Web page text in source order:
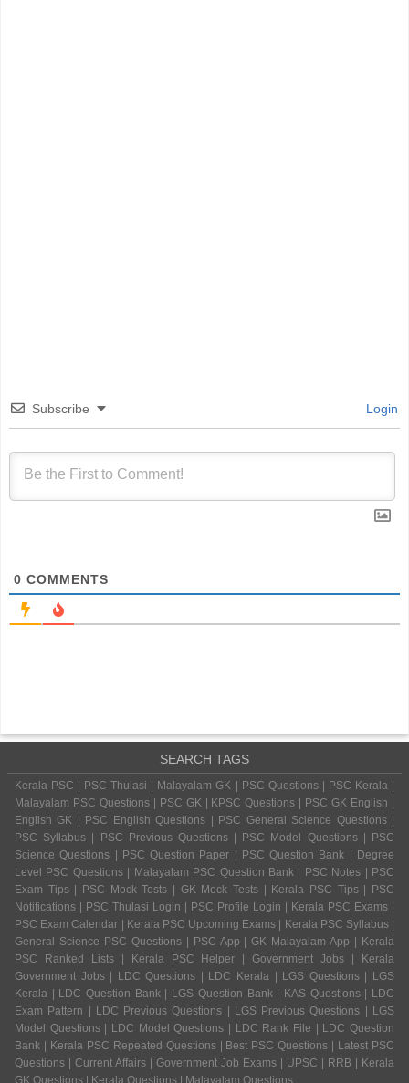
Subscribe Login
0 COMMENTS
SEARCH TAGS
Kerala PSC | PSC Thulasi | Malayalam GK | PSC Questions | PSC Kerala |
Malayalam PSC Questions | PSC GK | KPSC Questions | PSC GK English |
English GK | PSC English Questions | PSC General Science Questions |
PSC Syllabus | PSC Previous Questions | PSC Model Questions | PSC
Science Questions | PSC Question Paper | PSC Question Bank | Degree
Level PSC Questions | Malayalam PSC Question Bank | PSC Notes | PSC
Exam Tips | PSC Mock Tests | GK Mock Tests | Kerala PSC Tips | PSC
Notifications | PSC Thulasi Login | PSC Profile Login | Kerala PSC Exams |
PSC Exam Calendar | Kerala PSC Upcoming Exams | Kerala PSC Syllabus |
General Science PSC Questions | PSC App | GK Malayalam App | Kerala
PSC Ranked Lists | Kerala PSC Helper | Government Jobs | Kerala
Government Jobs | LDC Questions | LDC Kerala | LGS Questions | LGS
Kerala | LDC Question Bank | LGS Question Bank | KAS Questions | LDC
Exam Pattern | LDC Previous Questions | LGS Previous Questions | LGS
Model Questions | LDC Model Questions | LDC Rank File | LDC Question
Bank | Kerala PSC Repeated Questions | Best PSC Questions | Latest PSC
Questions | Current Affairs | Government Job Exams | UPSC | RRB | Kerala
GK Questions | Kerala Questions | Malayalam Questions